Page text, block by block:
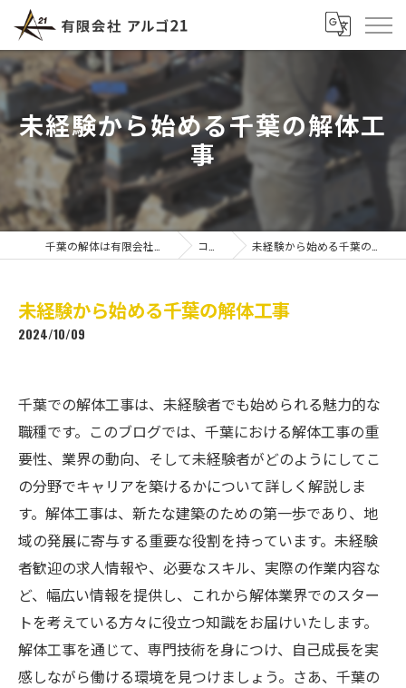
未経験から始める千葉の解体工
事
コラム 未経験から始める千葉の解体工事
未経験から始める千葉の解体工事
2024/10/09
千葉での解体工事は、未経験者でも始められる魅力的な
職種です。このブログでは、千葉における解体工事の重
要性、業界の動向、そして未経験者がどのようにしてこ
の分野でキャリアを築けるかについて詳しく解説しま
す。解体工事は、新たな建築のための第一歩であり、地
域の発展に寄与する重要な役割を持っています。未経験
者歓迎の求人情報や、必要なスキル、実際の作業内容な
ど、幅広い情報を提供し、これから解体業界でのスター
トを考えている方々に役立つ知識をお届けいたします。
解体工事を通じて、専門技術を身につけ、自己成長を実
感しながら働ける環境を見つけましょう。さあ、千葉の